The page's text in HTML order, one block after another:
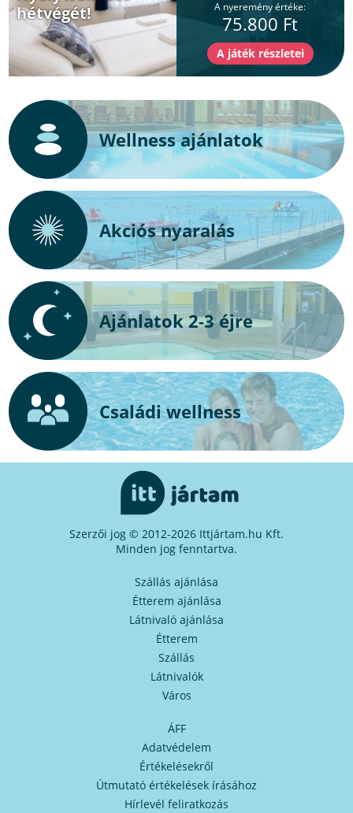
hétvégét!
A nyeremény értéke:
75.800 Ft
Wellness ajánlatok
Akciós nyaralás
Ajánlatok 2-3 éjre
Családi wellness
Szerzői jog © 2012-2026 Ittjártam.hu Kft.
Minden jog fenntartva.
Szállás ajánlása
Étterem ajánlása
Látnivaló ajánlása
Étterem
Szállás
Látnivalók
Város
ÁFF
Adatvédelem
Értékelésekről
Útmutató értékelések írásához
Hírlevél feliratkozás